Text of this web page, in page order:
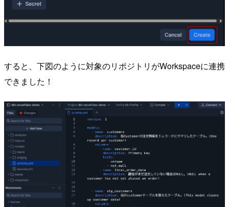
すると、下図のように対象のリポジトリがWorkspaceに連携
できました！